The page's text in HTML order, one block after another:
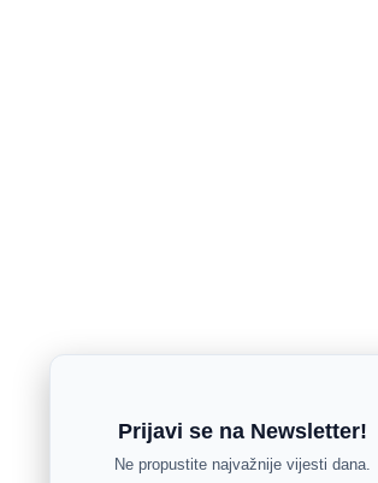
Prijavi se na Newsletter!
Ne propustite najvažnije vijesti dana.